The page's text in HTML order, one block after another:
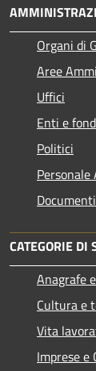
Organi di
Aree
Uffici
Enti e
Politici
CATEGORIE DI
Anagrafe
Cultura e
Vita
Imprese e